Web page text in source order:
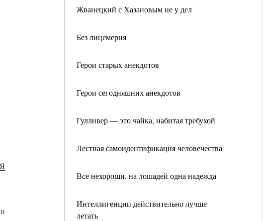
Жванецкий с Хазановым не у дел
Без лицемерия
Герои старых анекдотов
Герои сегодняшних анекдотов
Гулливер — это чайка, набитая требухой
Лестная самоидентификация человечества
Все нехороши, на лошадей одна надежда
Интеллигенции действительно лучше
летать